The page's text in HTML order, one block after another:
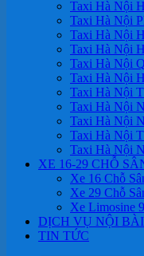
Taxi Hà Nội
Taxi Hà Nội
Taxi Hà Nội
Taxi Hà Nội
Taxi Hà Nội
Taxi Hà Nội
Taxi Hà Nội
Taxi Hà Nội
Taxi Hà Nội
Taxi Hà Nội
Taxi Hà Nội
XE 16-29 CHỖ
Xe 16 Chỗ
Xe 29 Chỗ
Xe Limosine
DỊCH VỤ NỘI BÀI
TIN TỨC